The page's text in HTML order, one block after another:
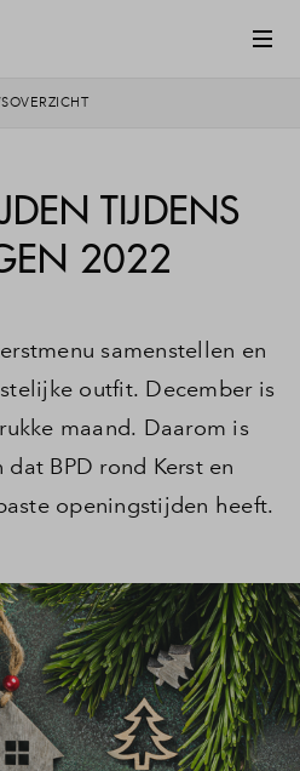
TIJDENS
2022
samenstellen en
outfit. December is
maand. Daarom is
BPD rond Kerst en
openingstijden heeft.